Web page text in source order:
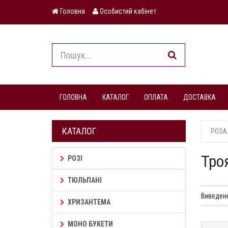
Головна Особистий кабінет
ГОЛОВНА КАТАЛОГ ОПЛАТА ДОСТАВКА
КАТАЛОГ
РОЗІ
ТЮЛЬПАНІ
ХРИЗАНТЕМА
МОНО БУКЕТИ